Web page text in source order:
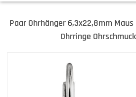
Paar Ohrhänger 6,3x22,8mm
Ohrringe